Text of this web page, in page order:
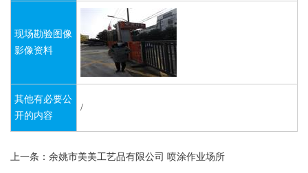
现场勘验图像
影像资料
其他有必要公
开的内容
/
上一条：余姚市美美工艺品有限公司 喷涂作业场所